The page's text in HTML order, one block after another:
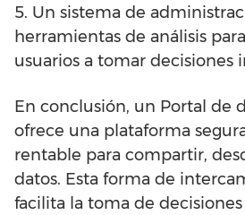
5. Un sistema de
herramientas de análisis
usuarios a tomar decisiones
En conclusión, un Portal de
ofrece una plataforma
rentable para compartir,
datos. Esta forma de
facilita la toma de